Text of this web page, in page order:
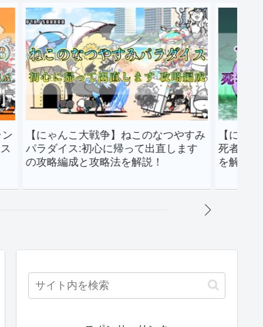
こ大戦争】ねこのなつやすみ
ス:初心に帰って出直します
編成と攻略法を解説！
【にゃんこ大戦争】
死者の行進極ムズの